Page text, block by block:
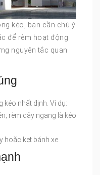
kéo, bạn cần chú ý
để rèm hoạt động
nguyên tắc quan
kéo nhất định. Ví dụ:
rèm dây ngang là kéo
hoặc kẹt bánh xe.